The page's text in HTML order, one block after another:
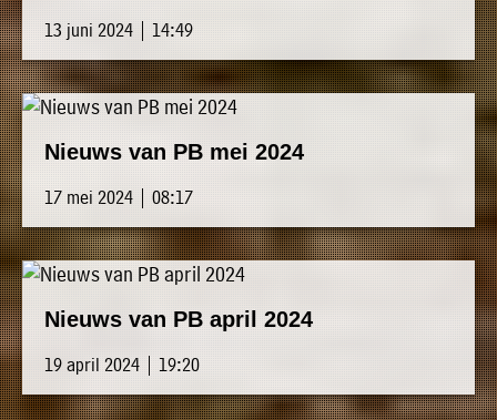
13 juni 2024 | 14:49
Nieuws van PB mei 2024
17 mei 2024 | 08:17
Nieuws van PB april 2024
19 april 2024 | 19:20